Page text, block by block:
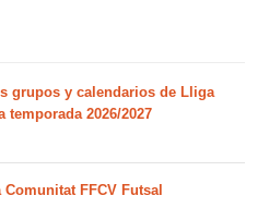
grupos y calendarios de Lliga
temporada 2026/2027
FFCV Futsal